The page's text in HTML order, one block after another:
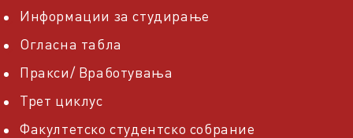
Информации за студирање
Огласна табла
Пракси/ Вработувања
Трет циклус
Факултетско студентско собрание